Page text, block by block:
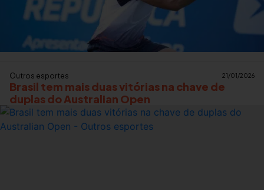
Outros esportes 21/01/2026
Brasil tem mais duas vitórias na chave de
duplas do Australian Open